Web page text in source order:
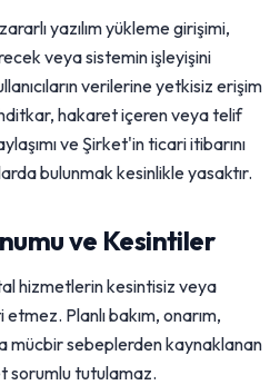
yazılım yükleme girişimi,
veya sistemin işleyişini
verilerine yetkisiz erişim
hakaret içeren veya telif
ve Şirket'in ticari itibarını
bulunmak kesinlikle yasaktır.
ve Kesintiler
hizmetlerin kesintisiz veya
etmez. Planlı bakım, onarım,
mücbir sebeplerden kaynaklanan
sorumlu tutulamaz.